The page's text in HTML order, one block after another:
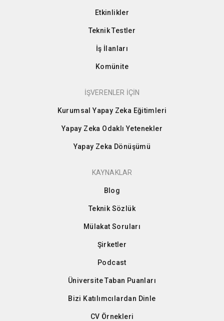
Etkinlikler
Teknik Testler
İş İlanları
Komünite
İŞVERENLER İÇİN
Kurumsal Yapay Zeka Eğitimleri
Yapay Zeka Odaklı Yetenekler
Yapay Zeka Dönüşümü
KAYNAKLAR
Blog
Teknik Sözlük
Mülakat Soruları
Şirketler
Podcast
Üniversite Taban Puanları
Bizi Katılımcılardan Dinle
CV Örnekleri